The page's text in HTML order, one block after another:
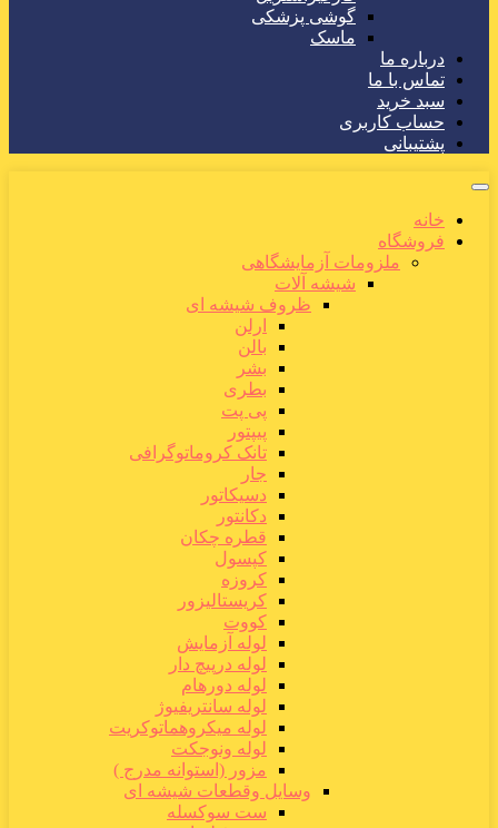
گوشی پزشکی
ماسک
درباره ما
تماس با ما
سبد خرید
حساب کاربری
پشتیبانی
خانه
فروشگاه
ملزومات آزمایشگاهی
شیشه آلات
ظروف شیشه ای
ارلن
بالن
بشر
بطری
پی پت
پیپتور
تانک کروماتوگرافی
جار
دسیکاتور
دکانتور
قطره چکان
کپسول
کروزه
کریستالیزور
کووت
لوله آزمایش
لوله درپیچ دار
لوله دورهام
لوله سانتریفیوژ
لوله میکروهماتوکریت
لوله ونوجکت
مزور (استوانه مدرج )
وسایل وقطعات شیشه ای
ست سوکسله